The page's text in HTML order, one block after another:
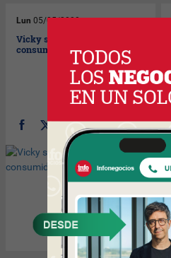
Lun 05/05/2008
Vicky sale a buscar
consumidoras afuera